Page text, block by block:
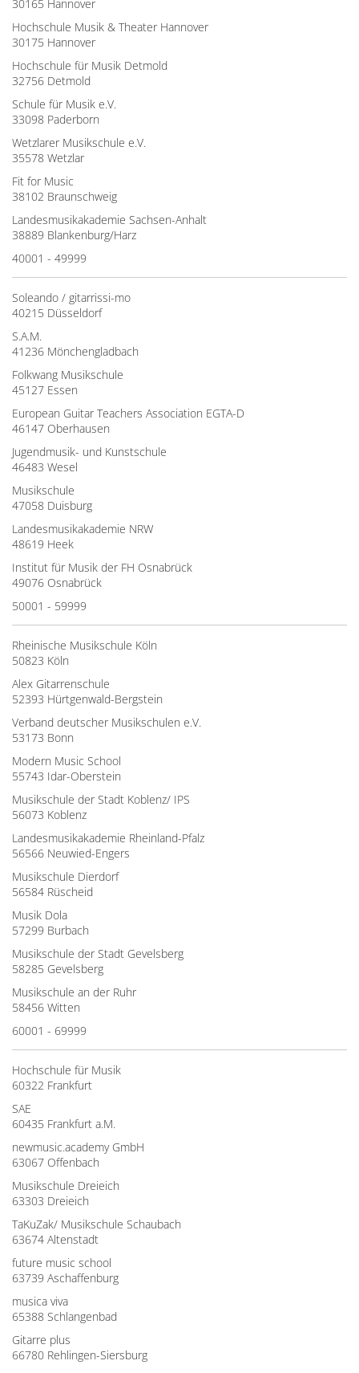
30165 Hannover
Hochschule Musik & Theater Hannover
30175 Hannover
Hochschule für Musik Detmold
32756 Detmold
Schule für Musik e.V.
33098 Paderborn
Wetzlarer Musikschule e.V.
35578 Wetzlar
Fit for Music
38102 Braunschweig
Landesmusikakademie Sachsen-Anhalt
38889 Blankenburg/Harz
40001 - 49999
Soleando / gitarrissi-mo
40215 Düsseldorf
S.A.M.
41236 Mönchengladbach
Folkwang Musikschule
45127 Essen
European Guitar Teachers Association EGTA-D
46147 Oberhausen
Jugendmusik- und Kunstschule
46483 Wesel
Musikschule
47058 Duisburg
Landesmusikakademie NRW
48619 Heek
Institut für Musik der FH Osnabrück
49076 Osnabrück
50001 - 59999
Rheinische Musikschule Köln
50823 Köln
Alex Gitarrenschule
52393 Hürtgenwald-Bergstein
Verband deutscher Musikschulen e.V.
53173 Bonn
Modern Music School
55743 Idar-Oberstein
Musikschule der Stadt Koblenz/ IPS
56073 Koblenz
Landesmusikakademie Rheinland-Pfalz
56566 Neuwied-Engers
Musikschule Dierdorf
56584 Rüscheid
Musik Dola
57299 Burbach
Musikschule der Stadt Gevelsberg
58285 Gevelsberg
Musikschule an der Ruhr
58456 Witten
60001 - 69999
Hochschule für Musik
60322 Frankfurt
SAE
60435 Frankfurt a.M.
newmusic.academy GmbH
63067 Offenbach
Musikschule Dreieich
63303 Dreieich
TaKuZak/ Musikschule Schaubach
63674 Altenstadt
future music school
63739 Aschaffenburg
musica viva
65388 Schlangenbad
Gitarre plus
66780 Rehlingen-Siersburg